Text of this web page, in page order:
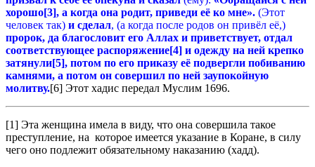
хорошо[3], а когда она родит, приведи её ко мне». (Этот
человек так) и сделал, (а когда после родов он привёл её,)
пророк, да благословит его Аллах и приветствует, отдал
соответствующее распоряжение[4] и одежду на ней крепко
затянули[5], потом по его приказу её подвергли побиванию
камнями, а потом он совершил по ней заупокойную
молитву.[6] Этот хадис передал Муслим 1696.
[1] Эта женщина имела в виду, что она совершила такое
преступление, на которое имеется указание в Коране, в силу
чего оно подлежит обязательному наказанию (хадд).